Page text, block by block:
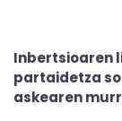
Inbertsioaren
partaidetza
askearen